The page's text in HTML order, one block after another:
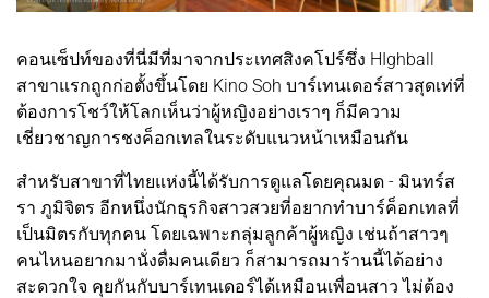
คอนเซ็ปท์ของที่นี่มีที่มาจากประเทศสิงคโปร์ซึ่ง HIghball
สาขาแรกถูกก่อตั้งขึ้นโดย Kino Soh บาร์เทนเดอร์สาวสุดเท่ที่
ต้องการโชว์ให้โลกเห็นว่าผู้หญิงอย่างเราๆ ก็มีความ
เชี่ยวชาญการชงค็อกเทลในระดับแนวหน้าเหมือนกัน
สำหรับสาขาที่ไทยแห่งนี้ได้รับการดูแลโดยคุณมด - มินทร์ส
รา ภูมิจิตร อีกหนึ่งนักธุรกิจสาวสวยที่อยากทำบาร์ค็อกเทลที่
เป็นมิตรกับทุกคน โดยเฉพาะกลุ่มลูกค้าผู้หญิง เช่นถ้าสาวๆ
คนไหนอยากมานั่งดื่มคนเดียว ก็สามารถมาร้านนี้ได้อย่าง
สะดวกใจ คุยกันกับบาร์เทนเดอร์ได้เหมือนเพื่อนสาว ไม่ต้อง